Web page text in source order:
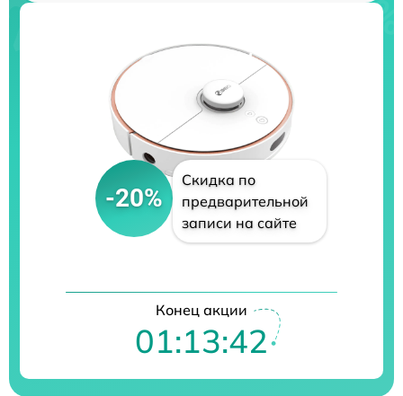
-20%
Скидка по
предварительной
записи на сайте
Конец акции
01:13:41